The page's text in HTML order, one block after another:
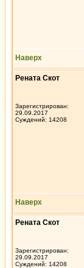
Наверх
Рената Скот
Зарегистрирован:
29.09.2017
Суждений: 14208
Наверх
Рената Скот
Зарегистрирован:
29.09.2017
Суждений: 14208